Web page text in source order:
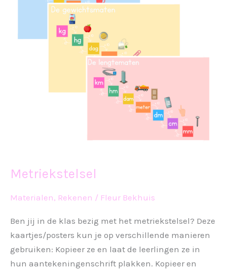
Metriekstelsel
Materialen, Rekenen / Fleur Bekhuis
Ben jij in de klas bezig met het metriekstelsel? Deze
kaartjes/posters kun je op verschillende manieren
gebruiken: Kopieer ze en laat de leerlingen ze in
hun aantekeningenschrift plakken. Kopieer en